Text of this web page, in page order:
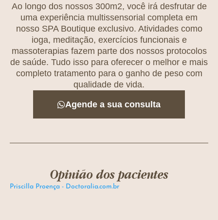
Ao longo dos nossos 300m2, você irá desfrutar de
uma experiência multissensorial completa em
nosso SPA Boutique exclusivo. Atividades como
ioga, meditação, exercícios funcionais e
massoterapias fazem parte dos nossos protocolos
de saúde. Tudo isso para oferecer o melhor e mais
completo tratamento para o ganho de peso com
qualidade de vida.
Agende a sua consulta
Opinião dos pacientes
Priscilla Proença - Doctoralia.com.br